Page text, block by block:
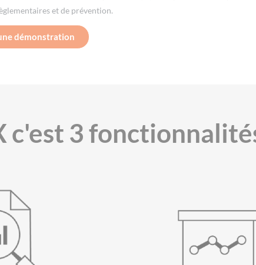
et de prévention.
démonstration
3